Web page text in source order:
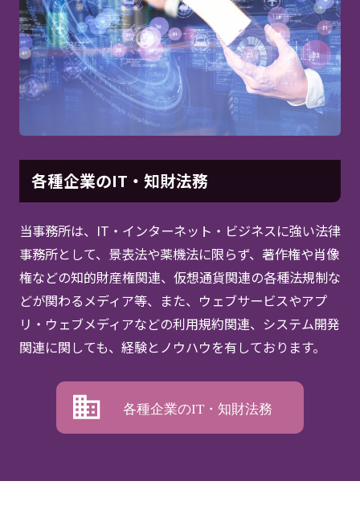
各種企業のIT・知財法務
当事務所は、IT・インターネット・ビジネスに強い法律
事務所として、景表法や薬機法に限らず、著作権や肖像
権などの知的財産権関連、仮想通貨関連の各種法規制な
どが関わるメディア等、また、ウェブサービスやアプ
リ・ウェブメディアなどの利用規約関連、システム開発
関連に関しても、経験とノウハウを有しております。
各種企業のIT・知財法務